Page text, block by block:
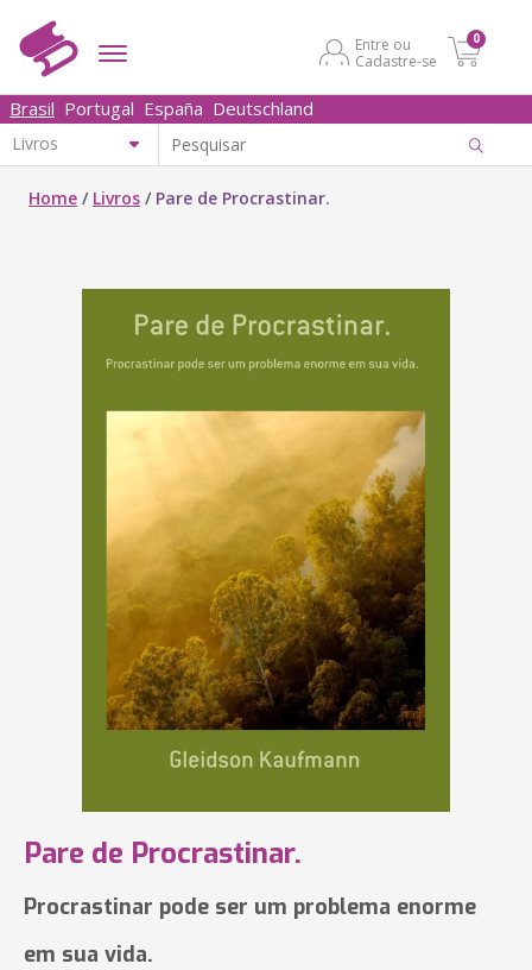
Entre ou
Cadastre-se
0
Brasil Portugal España Deutschland
Home / Livros / Pare de Procrastinar.
Pare de Procrastinar.
Procrastinar pode ser um problema enorme
em sua vida.